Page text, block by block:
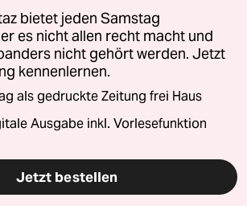
bietet jeden Samstag
es nicht allen recht macht und
nicht gehört werden. Jetzt
kennenlernen.
als gedruckte Zeitung frei Haus
Ausgabe inkl. Vorlesefunktion
Jetzt bestellen